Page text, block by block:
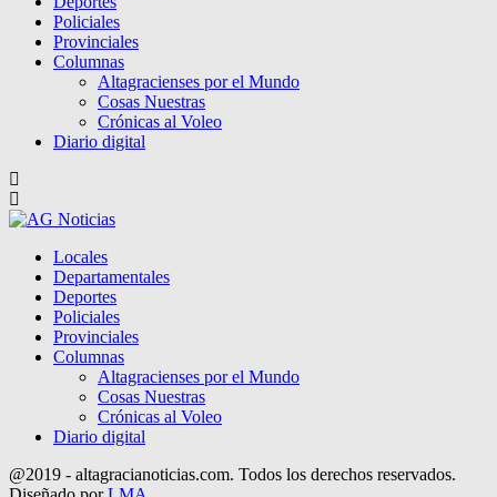
Policiales
Provinciales
Columnas
Altagracienses por el Mundo
Cosas Nuestras
Crónicas al Voleo
Diario digital
Locales
Departamentales
Deportes
Policiales
Provinciales
Columnas
Altagracienses por el Mundo
Cosas Nuestras
Crónicas al Voleo
Diario digital
@2019 - altagracianoticias.com. Todos los derechos reservados.